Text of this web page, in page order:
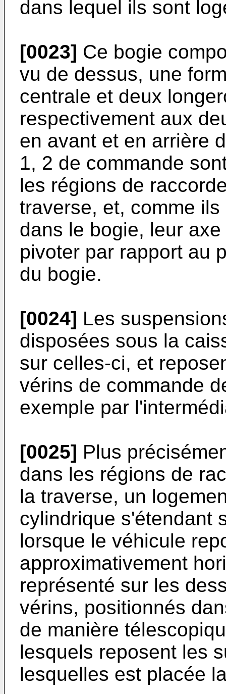
dans lequel ils sont
[0023] Ce bogie
vu de dessus, une
centrale et deux
respectivement aux
en avant et en arrière
1, 2 de commande
les régions de
traverse, et, comme
dans le bogie, leur
pivoter par rapport au
du bogie.
[0024] Les
disposées sous la
sur celles-ci, et
vérins de commande
exemple par
[0025] Plus
dans les régions de
la traverse, un
cylindrique s'étendant
lorsque le véhicule
approximativement
représenté sur les
vérins, positionnés
de manière
lesquels reposent les
lesquelles est placée